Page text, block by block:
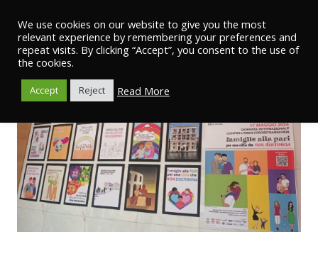
We use cookies on our website to give you the most
relevant experience by remembering your preferences and
repeat visits. By clicking “Accept”, you consent to the use of
the cookies.
Accept Reject Read More